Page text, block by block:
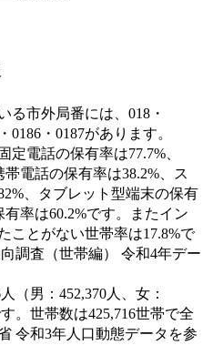
る市外局番には、018・
0186・0187があります。
電話の保有率は77.7%、
電話の保有率は38.2%、ス
、タブレット型端末の保有
率は60.2%です。またイン
ことがない世帯率は17.8%で
調査（世帯編） 令和4年デー
（男：452,370人、女：
。世帯数は425,716世帯で全
令和3年人口動態データを参